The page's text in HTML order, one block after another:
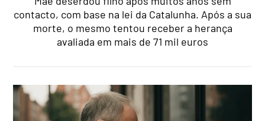
contacto, com base na lei da Catalunha. Após a sua
morte, o mesmo tentou receber a herança
avaliada em mais de 71 mil euros